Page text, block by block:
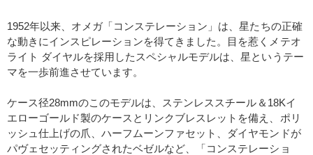
1952年以来、オメガ「コンステレーション」は、星たちの正確
な動きにインスピレーションを得てきました。目を惹くメテオ
ライト ダイヤルを採用したスペシャルモデルは、星というテー
マを一歩前進させています。
ケース径28mmのこのモデルは、ステンレススチール＆18Kイ
エローゴールド製のケースとリンクブレスレットを備え、ポリ
ッシュ仕上げの爪、ハーフムーンファセット、ダイヤモンドが
パヴェセッティングされたベゼルなど、「コンステレーショ